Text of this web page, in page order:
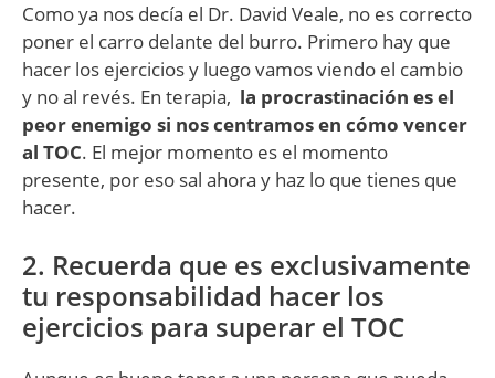
Como ya nos decía el Dr. David Veale, no es correcto
poner el carro delante del burro. Primero hay que
hacer los ejercicios y luego vamos viendo el cambio
y no al revés. En terapia, la procrastinación es el
peor enemigo si nos centramos en cómo vencer
al TOC. El mejor momento es el momento
presente, por eso sal ahora y haz lo que tienes que
hacer.
2. Recuerda que es exclusivamente
tu responsabilidad hacer los
ejercicios para superar el TOC